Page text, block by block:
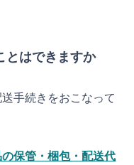
とはできますか
手続きをおこなって
保管・梱包・配送代